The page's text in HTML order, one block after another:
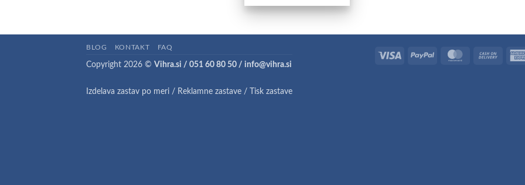
od
15.25€
Visa PayPal MasterCardCash
BLOG KONTAKT FAQ
Copyright 2026 © Vihra.si / 051 60 80 50 / info@vihra.si
Izdelava zastav po meri / Reklamne zastave / Tisk zastave